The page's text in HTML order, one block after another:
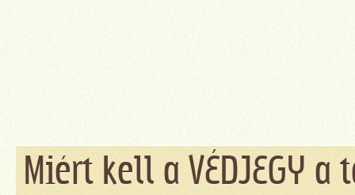
Miért kell a VÉDJEGY